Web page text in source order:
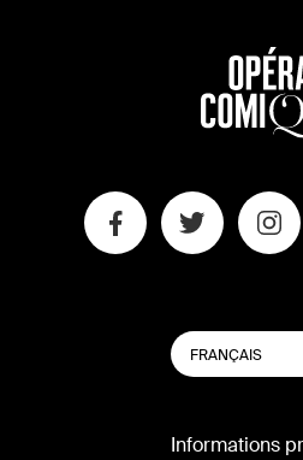
CHANGER
LA
LANGUE
FRANÇAIS
Informations